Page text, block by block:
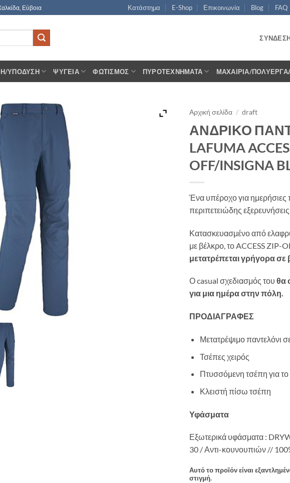
Εύβοια Κατάστημα E-Shop Επικοινωνία Blog FAQ
ΥΠΌΔΥΣΗ ΨΥΓΕΊΑ ΦΩΤΙΣΜΌΣ ΠΥΡΟΤΕΧΝΉΜΑΤΑ ΜΑΧΑΊΡΙΑ/
Αρχική σελίδα / draft
ΑΝΔΡΙΚΟ
LAFUMA
OFF/INSIGNA
Ένα υπέροχο για ημερήσιες
περιπετειώδης εξερευνήσεις .
Κατασκευασμένο από
με βέλκρο, το ACCESS ZIP-
μετατρέπεται γρήγορα σε
Ο casual σχεδιασμός τουθα
για μια ημέρα στην πόλη.
ΠΡΟΔΙΑΓΡΑΦΕΣ
Μετατρέψιμο παντελόνι
Τσέπες χειρός
Πτυσσόμενη τσέπη για
Κλειστή πίσω τσέπη
Υφάσματα
Εξωτερικά υφάσματα :
30 / Αντι-κουνουπιών //
Αυτό το προϊόν είναι
στιγμή.